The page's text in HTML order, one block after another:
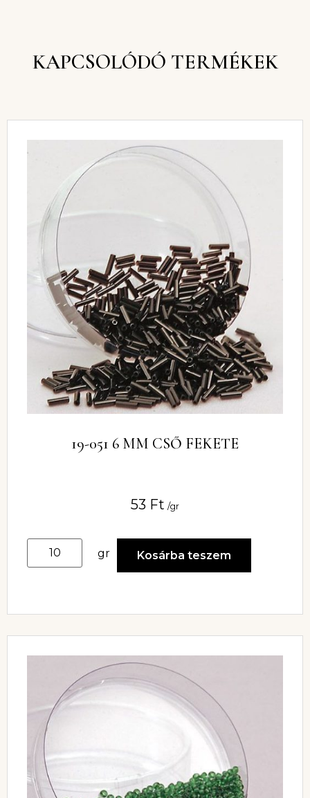
KAPCSOLÓDÓ TERMÉKEK
19-051 6 MM CSŐ FEKETE
53 Ft /gr
gr Kosárba teszem